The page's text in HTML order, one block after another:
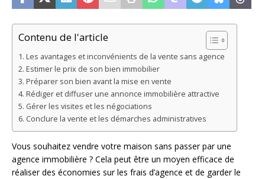
Contenu de l'article
Les avantages et inconvénients de la vente sans agence
Estimer le prix de son bien immobilier
Préparer son bien avant la mise en vente
Rédiger et diffuser une annonce immobilière attractive
Gérer les visites et les négociations
Conclure la vente et les démarches administratives
Vous souhaitez vendre votre maison sans passer par une
agence immobilière ? Cela peut être un moyen efficace de
réaliser des économies sur les frais d’agence et de garder le